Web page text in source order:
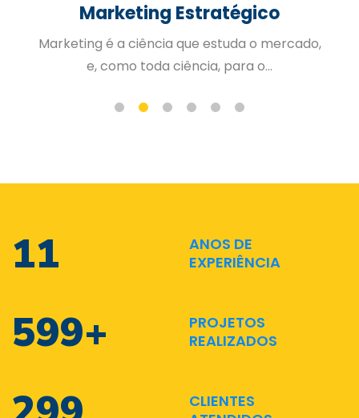
Gestão de Pessoas
A Gestão Estratégica de Pessoas trabalhada
de forma organizada e planejad...
17
ANOS DE
EXPERIÊNCIA
880+
PROJETOS
REALIZADOS
CLIENTES